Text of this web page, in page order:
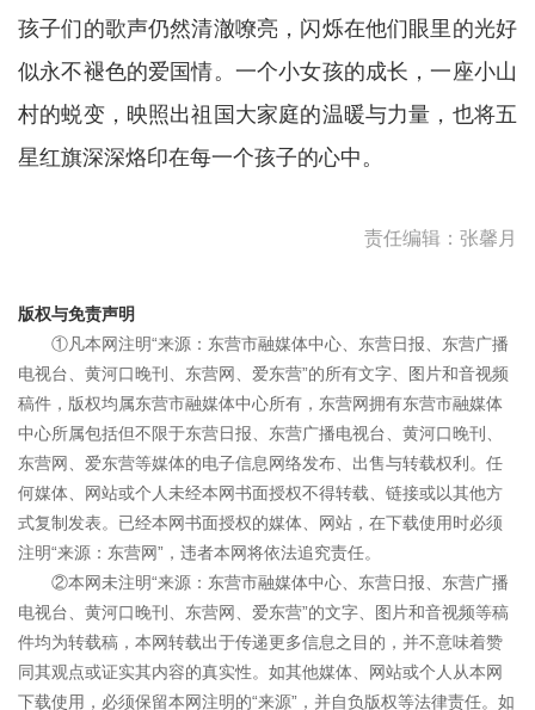
孩子们的歌声仍然清澈嘹亮，闪烁在他们眼里的光好
似永不褪色的爱国情。一个小女孩的成长，一座小山
村的蜕变，映照出祖国大家庭的温暖与力量，也将五
星红旗深深烙印在每一个孩子的心中。
责任编辑：张馨月
版权与免责声明
①凡本网注明“来源：东营市融媒体中心、东营日报、东营广播
电视台、黄河口晚刊、东营网、爱东营”的所有文字、图片和音视频
稿件，版权均属东营市融媒体中心所有，东营网拥有东营市融媒体
中心所属包括但不限于东营日报、东营广播电视台、黄河口晚刊、
东营网、爱东营等媒体的电子信息网络发布、出售与转载权利。任
何媒体、网站或个人未经本网书面授权不得转载、链接或以其他方
式复制发表。已经本网书面授权的媒体、网站，在下载使用时必须
注明“来源：东营网”，违者本网将依法追究责任。
②本网未注明“来源：东营市融媒体中心、东营日报、东营广播
电视台、黄河口晚刊、东营网、爱东营”的文字、图片和音视频等稿
件均为转载稿，本网转载出于传递更多信息之目的，并不意味着赞
同其观点或证实其内容的真实性。如其他媒体、网站或个人从本网
下载使用，必须保留本网注明的“来源”，并自负版权等法律责任。如